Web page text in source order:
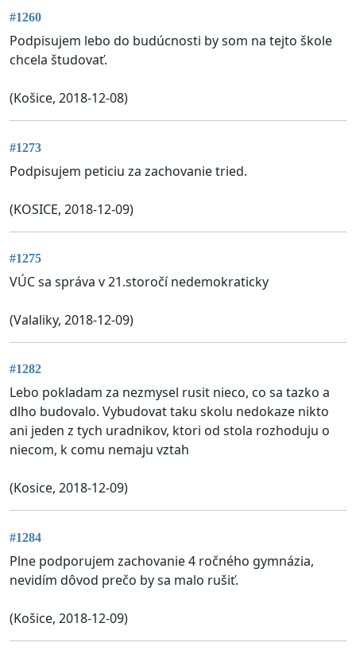
#1260
Podpisujem lebo do budúcnosti by som na tejto škole
chcela študovať.
(Košice, 2018-12-08)
#1273
Podpisujem peticiu za zachovanie tried.
(KOSICE, 2018-12-09)
#1275
VÚC sa správa v 21.storočí nedemokraticky
(Valaliky, 2018-12-09)
#1282
Lebo pokladam za nezmysel rusit nieco, co sa tazko a
dlho budovalo. Vybudovat taku skolu nedokaze nikto
ani jeden z tych uradnikov, ktori od stola rozhoduju o
niecom, k comu nemaju vztah
(Kosice, 2018-12-09)
#1284
Plne podporujem zachovanie 4 ročného gymnázia,
nevidím dôvod prečo by sa malo rušiť.
(Košice, 2018-12-09)